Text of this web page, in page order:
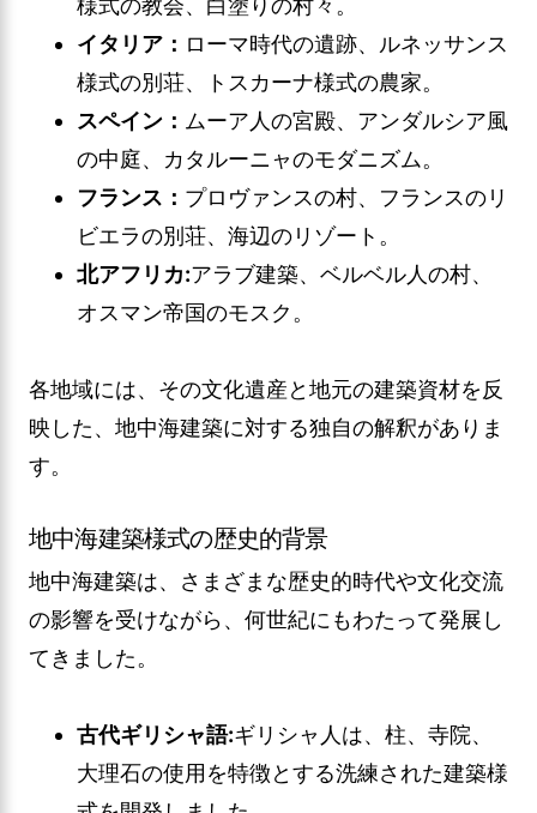
様式の教会、白塗りの村々。
イタリア： ローマ時代の遺跡、ルネッサンス
様式の別荘、トスカーナ様式の農家。
スペイン： ムーア人の宮殿、アンダルシア風
の中庭、カタルーニャのモダニズム。
フランス： プロヴァンスの村、フランスのリ
ビエラの別荘、海辺のリゾート。
北アフリカ:アラブ建築、ベルベル人の村、
オスマン帝国のモスク。
各地域には、その文化遺産と地元の建築資材を反
映した、地中海建築に対する独自の解釈がありま
す。
地中海建築様式の歴史的背景
地中海建築は、さまざまな歴史的時代や文化交流
の影響を受けながら、何世紀にもわたって発展し
てきました。
古代ギリシャ語:ギリシャ人は、柱、寺院、
大理石の使用を特徴とする洗練された建築様